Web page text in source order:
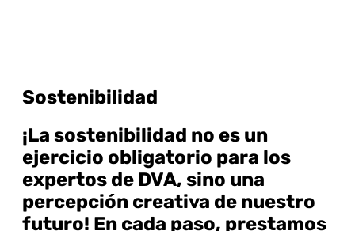
Sostenibilidad
¡La sostenibilidad no es un
ejercicio obligatorio para los
expertos de DVA, sino una
percepción creativa de nuestro
futuro! En cada paso, prestamos